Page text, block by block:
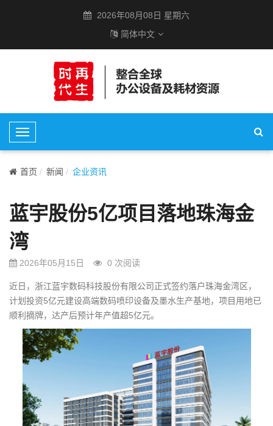
2026年08月08日 星期六
简体中文
T
o
g
e
N
a
v
i
g
a
o
n
首页 新闻 企业资讯
蓝宇股份5亿项目落地珠海金
湾
2026年05月15日 0 次阅读
近日，浙江蓝宇数码科技股份有限公司正式签约落户珠海金湾区，
计划投资5亿元建设高端数码喷印设备及墨水生产基地，项目用地已
顺利摘牌，达产后预计年产值超5亿元。